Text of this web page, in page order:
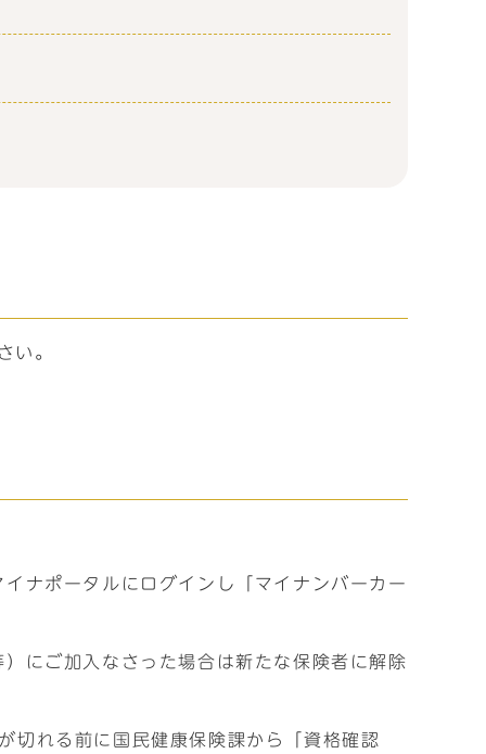
い。
ナポータルにログインし「マイナンバーカー
にご加入なさった場合は新たな保険者に解除
切れる前に国民健康保険課から「資格確認